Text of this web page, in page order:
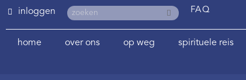
inloggen FAQ
home over ons op weg spirituele reis